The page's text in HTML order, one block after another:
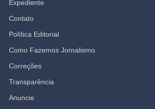
Expediente
Contato
Política Editorial
Como Fazemos Jornalismo
Correções
Transparência
Anuncie